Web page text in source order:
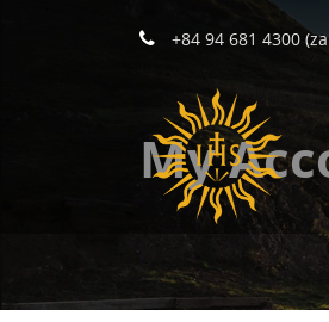
+84 94 681 4300
My